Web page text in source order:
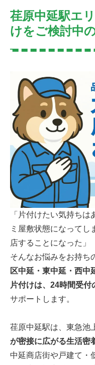
荏原中延駅エ
けをご検討中
「片付けたい気持ち
ミ屋敷状態になってし
店することになった」
そんなお悩みをお持ち
区中延・東中延・西中
片付けは、24時間受付
サポートします。
荏原中延駅は、東急池
が密接に広がる生活密
中延商店街や戸建て・